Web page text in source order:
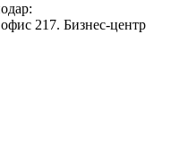
217. Бизнес-центр